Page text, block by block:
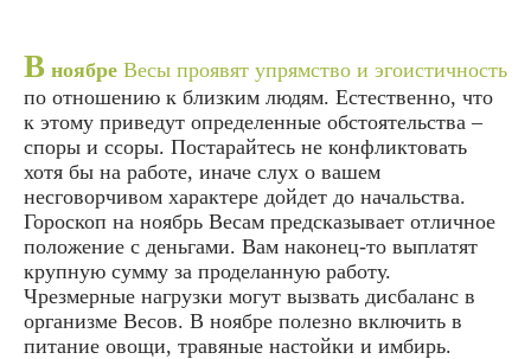
В ноябре Весы проявят упрямство и эгоистичность
по отношению к близким людям. Естественно, что
к этому приведут определенные обстоятельства –
споры и ссоры. Постарайтесь не конфликтовать
хотя бы на работе, иначе слух о вашем
несговорчивом характере дойдет до начальства.
Гороскоп на ноябрь Весам предсказывает отличное
положение с деньгами. Вам наконец-то выплатят
крупную сумму за проделанную работу.
Чрезмерные нагрузки могут вызвать дисбаланс в
организме Весов. В ноябре полезно включить в
питание овощи, травяные настойки и имбирь.